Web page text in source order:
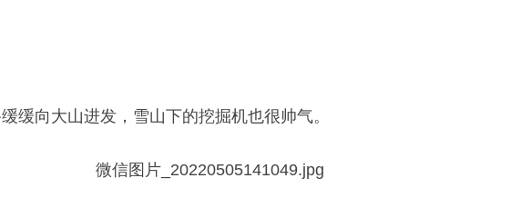
缓向大山进发，雪山下的挖掘机也很帅气。